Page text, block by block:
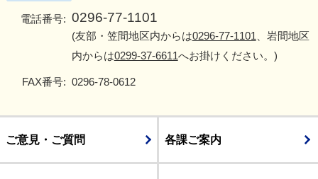
電話番号: 0296-77-1101
(友部・笠間地区内からは0296-77-1101 、岩間地区
内からは0299-37-6611へお掛けください。)
FAX番号: 0296-78-0612
ご意見・ご質問 各課ご案内